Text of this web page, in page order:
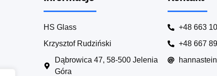
HS Glass
Krzysztof Rudziński
Dąbrowica 47, 58-500 Jelenia
Góra
+48 663
+48 667